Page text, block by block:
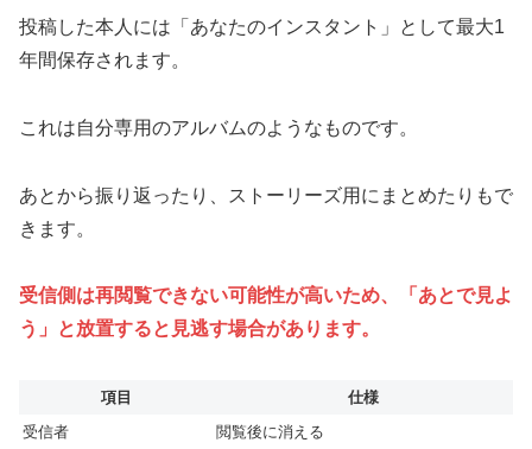
投稿した本人には「あなたのインスタント」として最大1
年間保存されます。
これは自分専用のアルバムのようなものです。
あとから振り返ったり、ストーリーズ用にまとめたりもで
きます。
受信側は再閲覧できない可能性が高いため、「あとで見よ
う」と放置すると見逃す場合があります。
項目
仕様
受信者
閲覧後に消える